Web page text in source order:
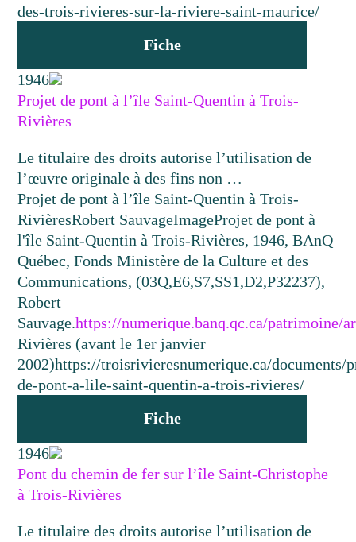
des-trois-rivieres-sur-la-riviere-saint-maurice/
Fiche
1946
Projet de pont à l’île Saint-Quentin à Trois-
Rivières
Le titulaire des droits autorise l’utilisation de
l’œuvre originale à des fins non …
Projet de pont à l’île Saint-Quentin à Trois-
RivièresRobert SauvageImageProjet de pont à
l'île Saint-Quentin à Trois-Rivières, 1946, BAnQ
Québec, Fonds Ministère de la Culture et des
Communications, (03Q,E6,S7,SS1,D2,P32237),
Robert
Sauvage.https://numerique.banq.qc.ca/patrimoine/
Rivières (avant le 1er janvier
2002)https://troisrivieresnumerique.ca/documents/
de-pont-a-lile-saint-quentin-a-trois-rivieres/
Fiche
1946
Pont du chemin de fer sur l’île Saint-Christophe
à Trois-Rivières
Le titulaire des droits autorise l’utilisation de